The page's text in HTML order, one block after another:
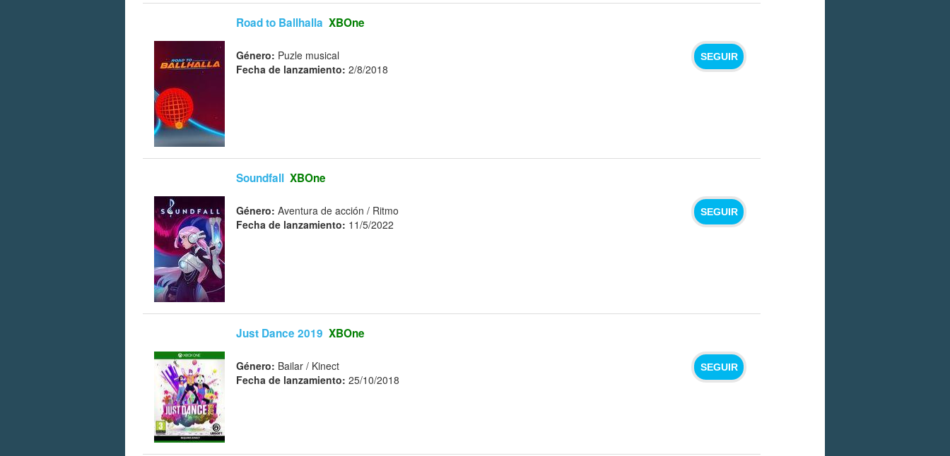
Road to Ballhalla XBOne
SEGUIR
Género: Puzle musical
Fecha de lanzamiento: 2/8/2018
Soundfall XBOne
SEGUIR
Género: Aventura de acción / Ritmo
Fecha de lanzamiento: 11/5/2022
Just Dance 2019 XBOne
SEGUIR
Género: Bailar / Kinect
Fecha de lanzamiento: 25/10/2018